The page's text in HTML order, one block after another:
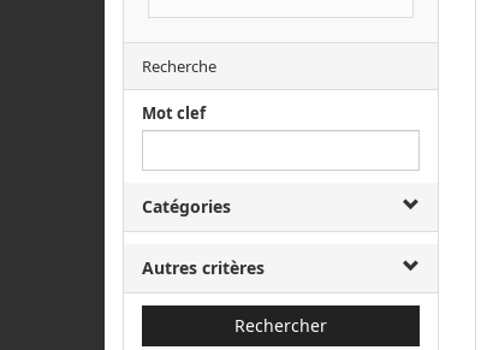
Recherche
Mot clef
Catégories
Autres critères
Rechercher